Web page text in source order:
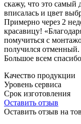
скажу, что это самый
вписалась и цвет
Примерно через 2
красавицу!
помучиться с
получился отменный.
Большое всем
Качество продукции
Уровень сервиса
Срок изготовления
Оставить отзыв
Оставить отзыв на